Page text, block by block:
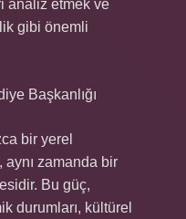
analiz etmek ve
gibi önemli
Başkanlığı
bir yerel
zamanda bir
Bu güç,
durumları, kültürel